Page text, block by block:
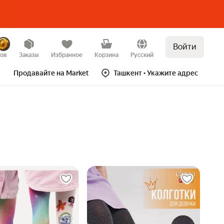
Заказы Избранное Корзина Русский
Войти
Продавайте на Market Ташкент• Укажите адрес